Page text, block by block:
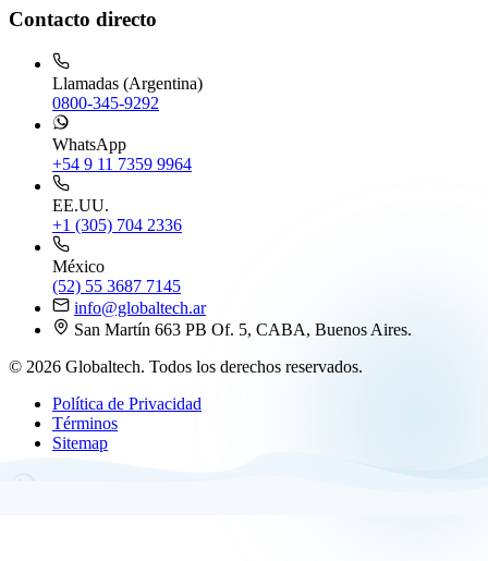
Contacto directo
Llamadas (Argentina)
0800-345-9292
WhatsApp
+54 9 11 7359 9964
EE.UU.
+1 (305) 704 2336
México
(52) 55 3687 7145
info@globaltech.ar
San Martín 663 PB Of. 5, CABA, Buenos Aires.
© 2026 Globaltech. Todos los derechos reservados.
Política de Privacidad
Términos
Sitemap